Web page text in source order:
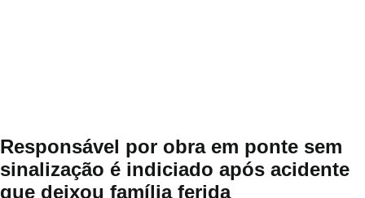
Responsável por obra em ponte sem
sinalização é indiciado após acidente
que deixou família ferida